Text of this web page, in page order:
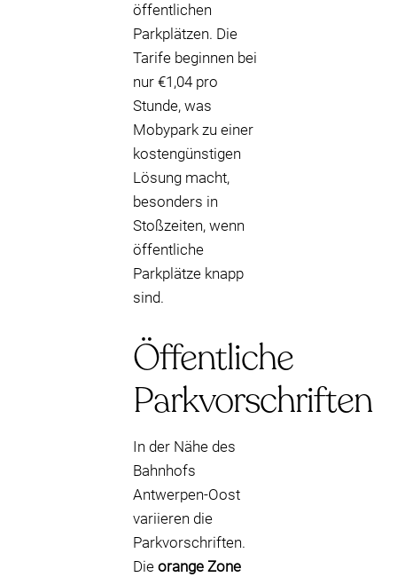
öffentlichen
Parkplätzen. Die
Tarife beginnen bei
nur €1,04 pro
Stunde, was
Mobypark zu einer
kostengünstigen
Lösung macht,
besonders in
Stoßzeiten, wenn
öffentliche
Parkplätze knapp
sind.
Öffentliche
Parkvorschriften
In der Nähe des
Bahnhofs
Antwerpen-Oost
variieren die
Parkvorschriften.
Die orange Zone